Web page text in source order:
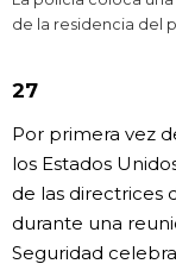
de la residencia del
27
Por primera vez
los Estados
de las directrices
durante una
Seguridad